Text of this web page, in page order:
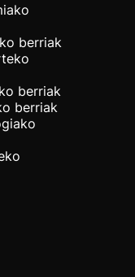
berriak
berriak
berriak